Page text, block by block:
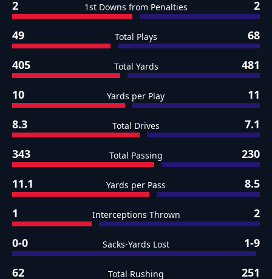
2 1st Downs from Penalties 2
49 Total Plays 68
405 Total Yards 481
10 Yards per Play 11
8.3 Total Drives 7.1
343 Total Passing 230
11.1 Yards per Pass 8.5
1 Interceptions Thrown 2
0-0 Sacks-Yards Lost 1-9
62 Total Rushing 251